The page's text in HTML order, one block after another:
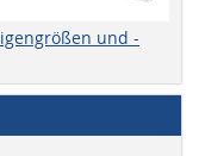
und -